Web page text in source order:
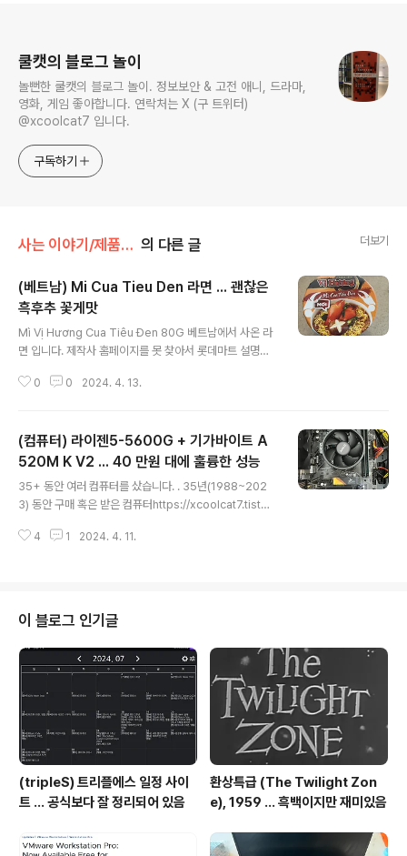
쿨캣의 블로그 놀이
놀뻔한 쿨캣의 블로그 놀이. 정보보안 & 고전 애니, 드라마,
영화, 게임 좋아합니다. 연락처는 X (구 트위터)
@xcoolcat7 입니다.
구독하기
사는 이야기/제품 후기 의 다른 글 더보기
(베트남) Mi Cua Tieu Den 라면 ... 괜찮은
흑후추 꽃게맛
Mì Vị Hương Cua Tiêu Đen 80G 베트남에서 사온 라
면 입니다. 제작사 홈페이지를 못 찾아서 롯데마트 설명입
-vi-huong-cua-tieu-den-80g-8934663192395
00 ₫ - Giao hàng nhanh 2H, miễn phí giao hàng t
ừ 150K www.lottemart.vn 롯데마트 설명입니다. . 난
이도 : 낮음 (안 맵고 향신료 맛 없음) 면이 포장되어있습니
다. 스프는 2개 역시 포크가 들어있네요. 스프에 옥..
0 0 2024. 4. 13.
(컴퓨터) 라이젠5-5600G + 기가바이트 A
520M K V2 ... 40 만원 대에 훌륭한 성능
35+ 동안 여러 컴퓨터를 샀습니다. . 35년(1988~202
3) 동안 구매 혹은 받은 컴퓨터https://xcoolcat7.tistor
컴퓨터정리해보니 1988년 부터 2023년 5월 현재까지
m 아내가 컴퓨터가 필요하다고 해서 그램 2018년형 노트
북을 줬는데, 속도가 너무 느리다고 불평하더군요.노트북
에 8세대라고 해도 나름 i3에 램 확장해 12 GB인데 느리
다고해서 무슨 작업을 하나 했더니 웹브라우저 창을 엄청
4 1 2024. 4. 11.
이 블로그 인기글
(tripleS) 트리플에스 일정 사이
트 ... 공식보다 잘 정리되어 있음
환상특급 (The Twilight Zon
e), 1959 ... 흑백이지만 재미있음